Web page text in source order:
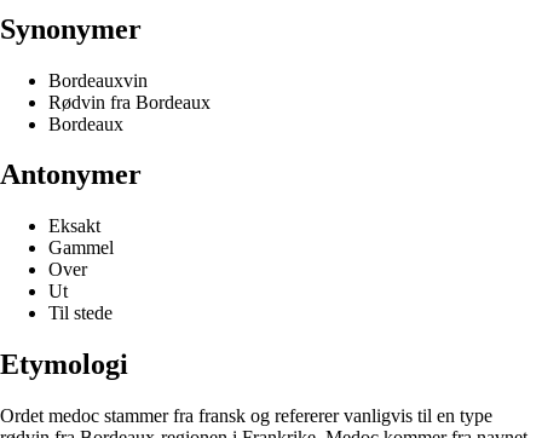
Synonymer
Bordeauxvin
Rødvin fra Bordeaux
Bordeaux
Antonymer
Eksakt
Gammel
Over
Ut
Til stede
Etymologi
Ordet medoc stammer fra fransk og refererer vanligvis til en type